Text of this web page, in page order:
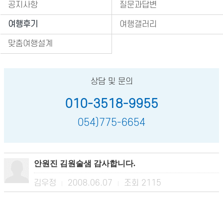
공지사항 질문과답변
여행후기 여행갤러리
맞춤여행설계
상담 및 문의
010-3518-9955
054)775-6654
안원진 김원술샘 감사합니다.
김우정 2008.06.07 조회 2115